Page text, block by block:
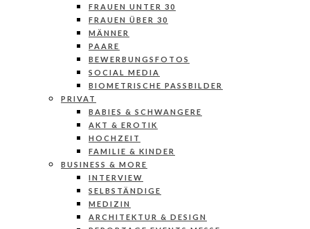
FRAUEN UNTER 30
FRAUEN ÜBER 30
MÄNNER
PAARE
BEWERBUNGSFOTOS
SOCIAL MEDIA
BIOMETRISCHE PASSBILDER
PRIVAT
BABIES & SCHWANGERE
AKT & EROTIK
HOCHZEIT
FAMILIE & KINDER
BUSINESS & MORE
INTERVIEW
SELBSTÄNDIGE
MEDIZIN
ARCHITEKTUR & DESIGN